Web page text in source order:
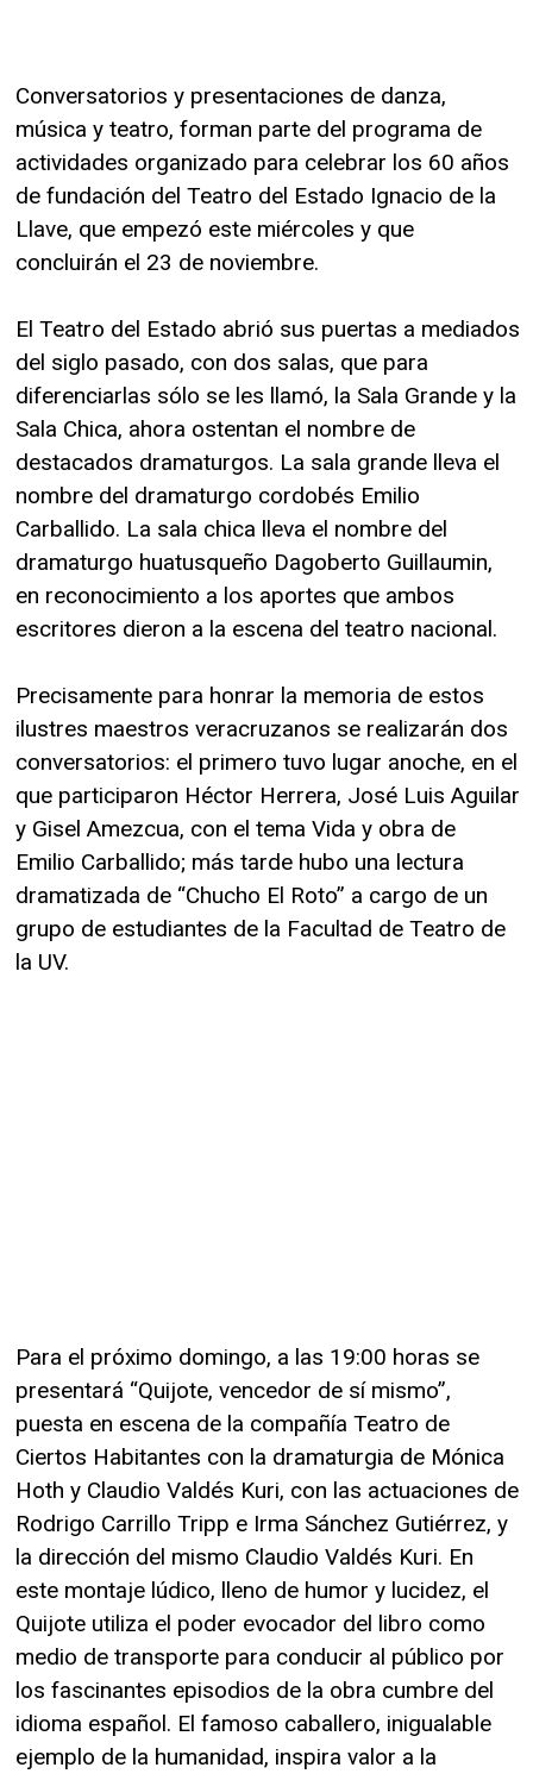
Conversatorios y presentaciones de danza,
música y teatro, forman parte del programa de
actividades organizado para celebrar los 60 años
de fundación del Teatro del Estado Ignacio de la
Llave, que empezó este miércoles y que
concluirán el 23 de noviembre.
El Teatro del Estado abrió sus puertas a mediados
del siglo pasado, con dos salas, que para
diferenciarlas sólo se les llamó, la Sala Grande y la
Sala Chica, ahora ostentan el nombre de
destacados dramaturgos. La sala grande lleva el
nombre del dramaturgo cordobés Emilio
Carballido. La sala chica lleva el nombre del
dramaturgo huatusqueño Dagoberto Guillaumin,
en reconocimiento a los aportes que ambos
escritores dieron a la escena del teatro nacional.
Precisamente para honrar la memoria de estos
ilustres maestros veracruzanos se realizarán dos
conversatorios: el primero tuvo lugar anoche, en el
que participaron Héctor Herrera, José Luis Aguilar
y Gisel Amezcua, con el tema Vida y obra de
Emilio Carballido; más tarde hubo una lectura
dramatizada de “Chucho El Roto” a cargo de un
grupo de estudiantes de la Facultad de Teatro de
la UV.
Para el próximo domingo, a las 19:00 horas se
presentará “Quijote, vencedor de sí mismo”,
puesta en escena de la compañía Teatro de
Ciertos Habitantes con la dramaturgia de Mónica
Hoth y Claudio Valdés Kuri, con las actuaciones de
Rodrigo Carrillo Tripp e Irma Sánchez Gutiérrez, y
la dirección del mismo Claudio Valdés Kuri. En
este montaje lúdico, lleno de humor y lucidez, el
Quijote utiliza el poder evocador del libro como
medio de transporte para conducir al público por
los fascinantes episodios de la obra cumbre del
idioma español. El famoso caballero, inigualable
ejemplo de la humanidad, inspira valor a la